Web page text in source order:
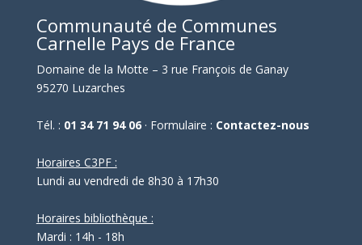
Communauté de Communes
Carnelle Pays de France
Domaine de la Motte – 3 rue François de Ganay
95270 Luzarches
Tél. : 01 34 71 94 06· Formulaire : Contactez-nous
Horaires C3PF :
Lundi au vendredi de 8h30 à 17h30
Horaires bibliothèque :
Mardi : 14h - 18h